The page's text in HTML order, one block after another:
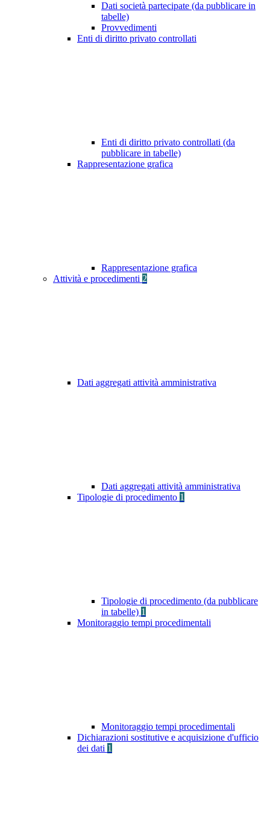
Dati società partecipate (da pubblicare in
tabelle)
Provvedimenti
Enti di diritto privato controllati
Enti di diritto privato controllati (da
pubblicare in tabelle)
Rappresentazione grafica
Rappresentazione grafica
Attività e procedimenti 2
Dati aggregati attività amministrativa
Dati aggregati attività amministrativa
Tipologie di procedimento 1
Tipologie di procedimento (da pubblicare
in tabelle) 1
Monitoraggio tempi procedimentali
Monitoraggio tempi procedimentali
Dichiarazioni sostitutive e acquisizione d'ufficio
dei dati 1